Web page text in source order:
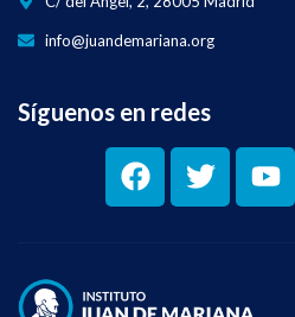
info@juandemariana.org
Síguenos en redes